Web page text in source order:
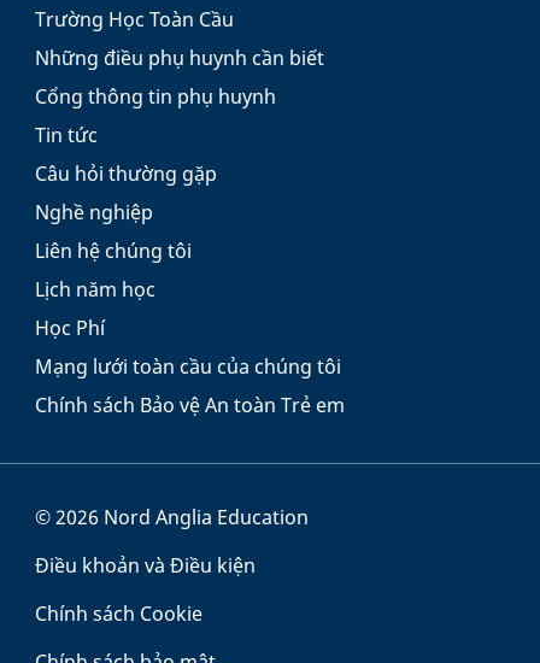
Trường Học Toàn Cầu
Những điều phụ huynh cần biết
Cổng thông tin phụ huynh
Tin tức
Câu hỏi thường gặp
Nghề nghiệp
Liên hệ chúng tôi
Lịch năm học
Học Phí
Mạng lưới toàn cầu của chúng tôi
Chính sách Bảo vệ An toàn Trẻ em
© 2026 Nord Anglia Education
Điều khoản và Điều kiện
Chính sách Cookie